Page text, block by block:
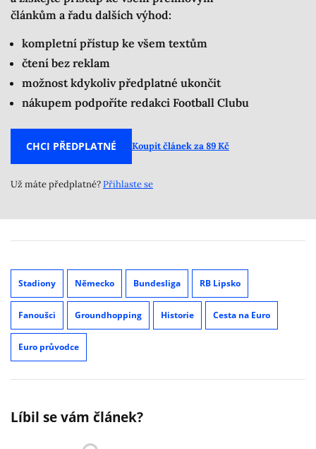
článkům a řadu dalších výhod:
kompletní přístup ke všem textům
čtení bez reklam
možnost kdykoliv předplatné ukončit
nákupem podpoříte redakci Football Clubu
CHCI PŘEDPLATNÉ Koupit článek za 89 Kč
Už máte předplatné?Přihlaste se
Stadiony Německo Bundesliga RB Lipsko
Fanoušci Groundhopping Historie Cesta na Euro
Euro průvodce
Líbil se vám článek?